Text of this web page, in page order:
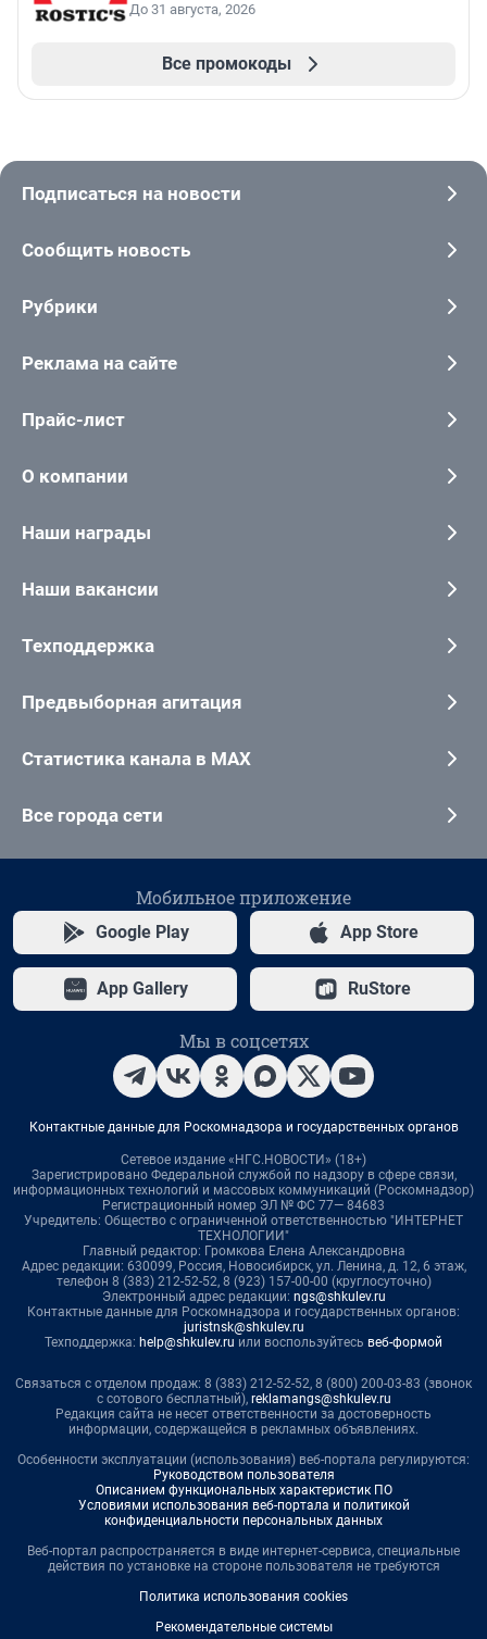
До 31 августа, 2026
Все промокоды
Подписаться на новости
Сообщить новость
Рубрики
Реклама на сайте
Прайс-лист
О компании
Наши награды
Наши вакансии
Техподдержка
Предвыборная агитация
Статистика канала в MAX
Все города сети
Мобильное приложение
Google Play App Store
App Gallery RuStore
Мы в соцсетях
Контактные данные для Роскомнадзора и государственных органов
Сетевое издание «НГС.НОВОСТИ» (18+)
Зарегистрировано Федеральной службой по надзору в сфере связи,
информационных технологий и массовых коммуникаций (Роскомнадзор)
Регистрационный номер ЭЛ № ФС 77— 84683
Учредитель: Общество с ограниченной ответственностью "ИНТЕРНЕТ
ТЕХНОЛОГИИ"
Главный редактор: Громкова Елена Александровна
Адрес редакции: 630099, Россия, Новосибирск, ул. Ленина, д. 12, 6 этаж,
телефон 8 (383) 212-52-52, 8 (923) 157-00-00 (круглосуточно)
Электронный адрес редакции: ngs@shkulev.ru
Контактные данные для Роскомнадзора и государственных органов:
juristnsk@shkulev.ru
Техподдержка: help@shkulev.ru или воспользуйтесь веб-формой
Связаться с отделом продаж: 8 (383) 212-52-52, 8 (800) 200-03-83 (звонок
с сотового бесплатный), reklamangs@shkulev.ru
Редакция сайта не несет ответственности за достоверность
информации, содержащейся в рекламных объявлениях.
Особенности эксплуатации (использования) веб-портала регулируются:
Руководством пользователя
Описанием функциональных характеристик ПО
Условиями использования веб-портала и политикой
конфиденциальности персональных данных
Веб-портал распространяется в виде интернет-сервиса, специальные
действия по установке на стороне пользователя не требуются
Политика использования cookies
Рекомендательные системы